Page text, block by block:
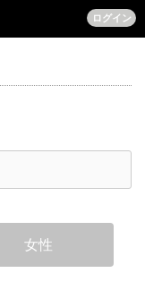
ログイン
女性